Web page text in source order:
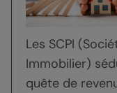
Les SCPI
Immobilier)
quête de